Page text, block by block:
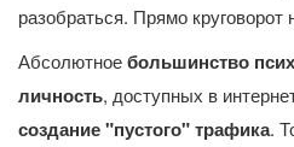
разобраться. Прямо круговорот
Абсолютноебольшинство
личность, доступных в
создание "пустого" трафика.